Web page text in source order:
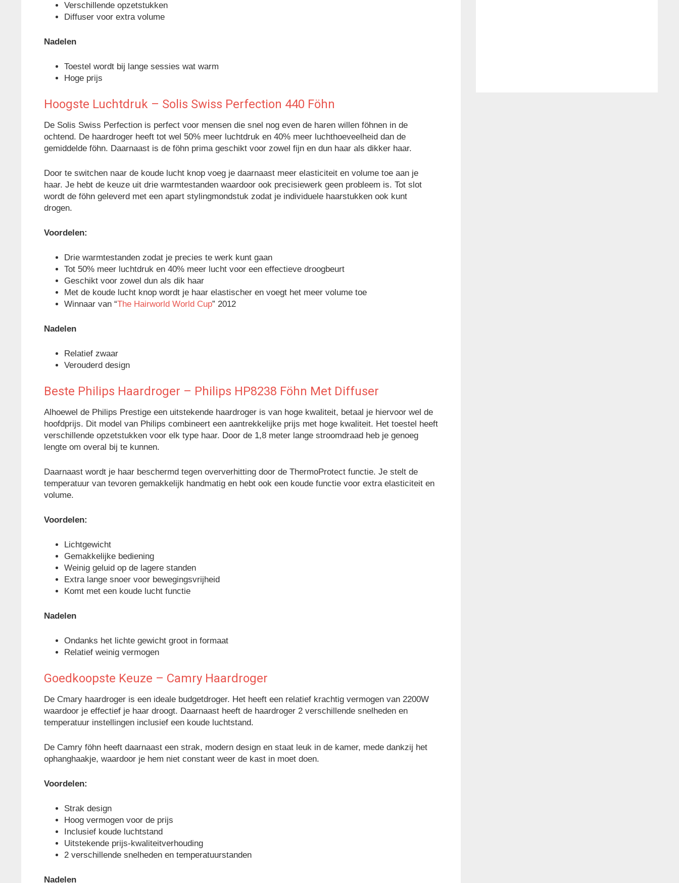
Verschillende opzetstukken
Diffuser voor extra volume
Nadelen
Toestel wordt bij lange sessies wat warm
Hoge prijs
Hoogste Luchtdruk – Solis Swiss Perfection 440 Föhn
De Solis Swiss Perfection is perfect voor mensen die snel nog even de haren willen föhnen in de
ochtend. De haardroger heeft tot wel 50% meer luchtdruk en 40% meer luchthoeveelheid dan de
gemiddelde föhn. Daarnaast is de föhn prima geschikt voor zowel fijn en dun haar als dikker haar.
Door te switchen naar de koude lucht knop voeg je daarnaast meer elasticiteit en volume toe aan je
haar. Je hebt de keuze uit drie warmtestanden waardoor ook precisiewerk geen probleem is. Tot slot
wordt de föhn geleverd met een apart stylingmondstuk zodat je individuele haarstukken ook kunt
drogen.
Voordelen:
Drie warmtestanden zodat je precies te werk kunt gaan
Tot 50% meer luchtdruk en 40% meer lucht voor een effectieve droogbeurt
Geschikt voor zowel dun als dik haar
Met de koude lucht knop wordt je haar elastischer en voegt het meer volume toe
Winnaar van “The Hairworld World Cup” 2012
Nadelen
Relatief zwaar
Verouderd design
Beste Philips Haardroger – Philips HP8238 Föhn Met Diffuser
Alhoewel de Philips Prestige een uitstekende haardroger is van hoge kwaliteit, betaal je hiervoor wel de
hoofdprijs. Dit model van Philips combineert een aantrekkelijke prijs met hoge kwaliteit. Het toestel heeft
verschillende opzetstukken voor elk type haar. Door de 1,8 meter lange stroomdraad heb je genoeg
lengte om overal bij te kunnen.
Daarnaast wordt je haar beschermd tegen oververhitting door de ThermoProtect functie. Je stelt de
temperatuur van tevoren gemakkelijk handmatig en hebt ook een koude functie voor extra elasticiteit en
volume.
Voordelen:
Lichtgewicht
Gemakkelijke bediening
Weinig geluid op de lagere standen
Extra lange snoer voor bewegingsvrijheid
Komt met een koude lucht functie
Nadelen
Ondanks het lichte gewicht groot in formaat
Relatief weinig vermogen
Goedkoopste Keuze – Camry Haardroger
De Cmary haardroger is een ideale budgetdroger. Het heeft een relatief krachtig vermogen van 2200W
waardoor je effectief je haar droogt. Daarnaast heeft de haardroger 2 verschillende snelheden en
temperatuur instellingen inclusief een koude luchtstand.
De Camry föhn heeft daarnaast een strak, modern design en staat leuk in de kamer, mede dankzij het
ophanghaakje, waardoor je hem niet constant weer de kast in moet doen.
Voordelen:
Strak design
Hoog vermogen voor de prijs
Inclusief koude luchtstand
Uitstekende prijs-kwaliteitverhouding
2 verschillende snelheden en temperatuurstanden
Nadelen